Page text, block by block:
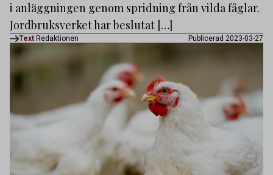
i anläggningen genom spridning från vilda fåglar.
Jordbruksverket har beslutat […]
Text Redaktionen Publicerad 2023-03-27